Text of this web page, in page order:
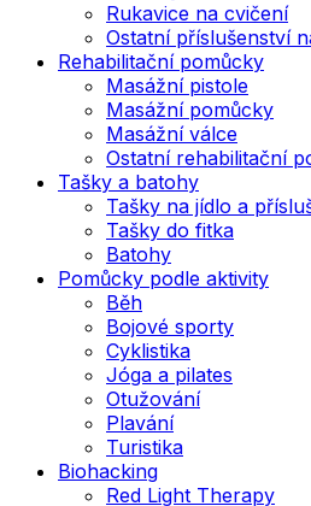
Rukavice na cvičení
Ostatní příslušenství
Rehabilitační pomůcky
Masážní pistole
Masážní pomůcky
Masážní válce
Ostatní rehabilitační
Tašky a batohy
Tašky na jídlo a
Tašky do fitka
Batohy
Pomůcky podle aktivity
Běh
Bojové sporty
Cyklistika
Jóga a pilates
Otužování
Plavání
Turistika
Biohacking
Red Light Therapy